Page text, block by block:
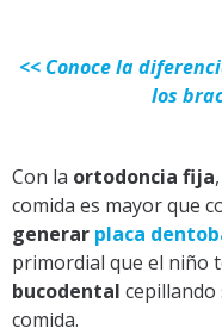
<< Conoce la
los
Con la ortodoncia fija
comida es mayor que
generar placa
primordial que el niño
bucodental cepillando
comida.